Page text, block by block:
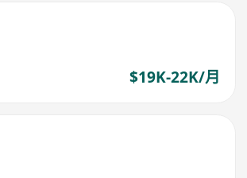
$19K-22K/月